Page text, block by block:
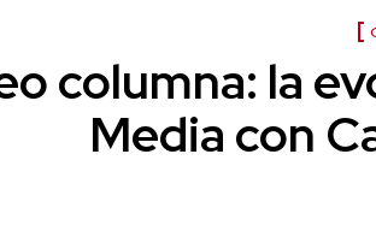
columna: la
Media con